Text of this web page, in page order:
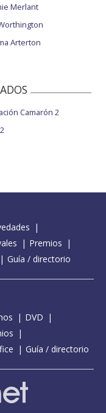
Merlant
Arterton
Camarón 2
Premios
Guía / directorio
DVD
Guía / directorio